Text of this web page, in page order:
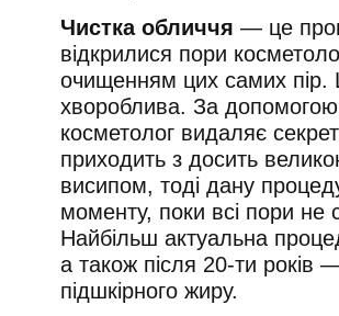
Чистка обличчя — це
відкрилися пори
очищенням цих самих
хвороблива. За допомогою
косметолог видаляє
приходить з досить
висипом, тоді дану
моменту, поки всі пори не
Найбільш актуальна
а також після 20-ти років
підшкірного жиру.